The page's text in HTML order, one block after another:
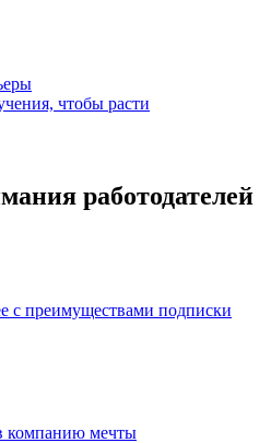
чтобы расти
работодателей
с преимуществами подписки
компанию мечты